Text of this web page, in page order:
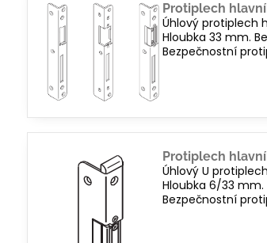
Protiplech
Úhlový protiplech
Hloubka 33 mm.
Bezpečnostní
Protiplech
Úhlový U
Hloubka 6/33
Bezpečnostní